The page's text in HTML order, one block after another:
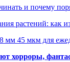
и почему
растений: как
мм 45 мкм для
хорроры,